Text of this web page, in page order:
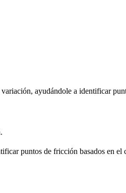
ayudándole a identificar
puntos de fricción basados en el